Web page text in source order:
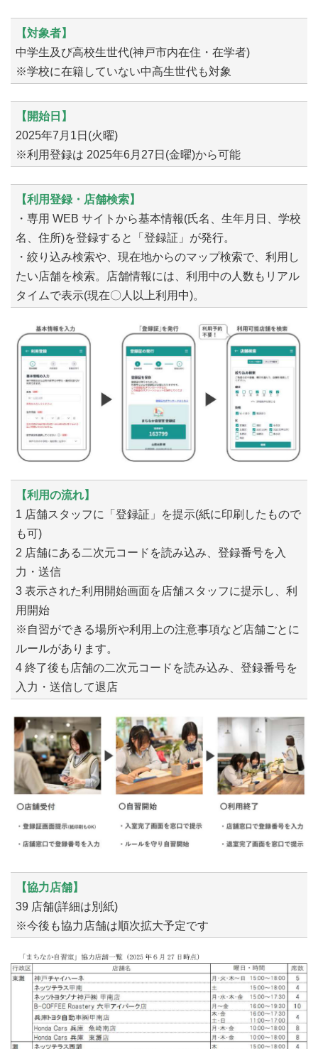
【対象者】
中学生及び高校生世代(神戸市内在住・在学者)
※学校に在籍していない中高生世代も対象
【開始日】
2025年7月1日(火曜)
※利用登録は 2025年6月27日(金曜)から可能
【利用登録・店舗検索】
・専用 WEB サイトから基本情報(氏名、生年月日、学校
名、住所)を登録すると「登録証」が発行。
・絞り込み検索や、現在地からのマップ検索で、利用し
たい店舗を検索。店舗情報には、利用中の人数もリアル
タイムで表示(現在〇人以上利用中)。
【利用の流れ】
1 店舗スタッフに「登録証」を提示(紙に印刷したもので
も可)
2 店舗にある二次元コードを読み込み、登録番号を入
力・送信
3 表示された利用開始画面を店舗スタッフに提示し、利
用開始
※自習ができる場所や利用上の注意事項など店舗ごとに
ルールがあります。
4 終了後も店舗の二次元コードを読み込み、登録番号を
入力・送信して退店
【協力店舗】
39 店舗(詳細は別紙)
※今後も協力店舗は順次拡大予定です